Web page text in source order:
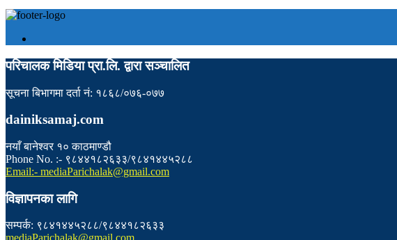
परिचालक मिडिया प्रा.लि. द्वारा सञ्चालित
सूचना बिभागमा दर्ता नं: १८६८/०७६-०७७
dainiksamaj.com
नयाँ बानेश्वर १० काठमाण्डौ
Phone No. :- ९८४४१८२६३३/९८४१४४५२८८
Email:- mediaParichalak@gmail.com
विज्ञापनका लागि
सम्पर्क: ९८४१४४५२८८/९८४४१८२६३३